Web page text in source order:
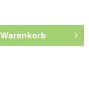
Warenkorb